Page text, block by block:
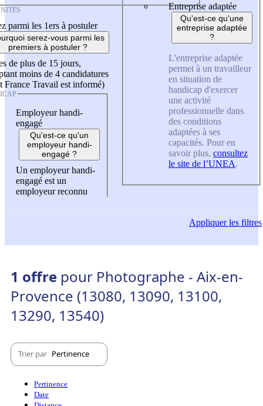
parmi les 1ers à postuler
serez-vous parmi les
premiers à postuler ?
de plus de 15 jours,
moins de 4 candidatures
France Travail est informé)
Employeur handi-
engagé
Qu'est-ce qu'un
employeur handi-
engagé ?
Un employeur handi-
engagé est un
employeur reconnu
Entreprise adaptée
Qu'est-ce qu'une
entreprise adaptée
?
L'entreprise adaptée
permet à un travailleur
en situation de
handicap d'exercer
une activité
professionnelle dans
des conditions
adaptées à ses
capacités. Pour en
savoir plus, consultez
le site de l’UNEA.
Appliquerles filtres
1 offre pour Photographe - Aix-en-
Provence (13080, 13090, 13100,
13290, 13540)
Trier par Pertinence
Pertinence
Date